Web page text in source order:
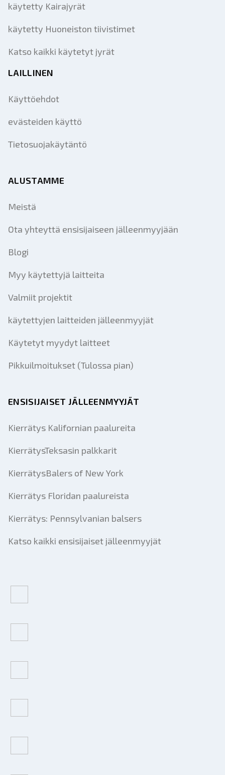
käytetty Kairajyrät
käytetty Huoneiston tiivistimet
Katso kaikki käytetyt jyrät
LAILLINEN
Käyttöehdot
evästeiden käyttö
Tietosuojakäytäntö
ALUSTAMME
Meistä
Ota yhteyttä ensisijaiseen jälleenmyyjään
Blogi
Myy käytettyjä laitteita
Valmiit projektit
käytettyjen laitteiden jälleenmyyjät
Käytetyt myydyt laitteet
Pikkuilmoitukset (Tulossa pian)
ENSISIJAISET JÄLLEENMYYJÄT
Kierrätys Kalifornian paalureita
KierrätysTeksasin palkkarit
KierrätysBalers of New York
Kierrätys Floridan paalureista
Kierrätys: Pennsylvanian balsers
Katso kaikki ensisijaiset jälleenmyyjät